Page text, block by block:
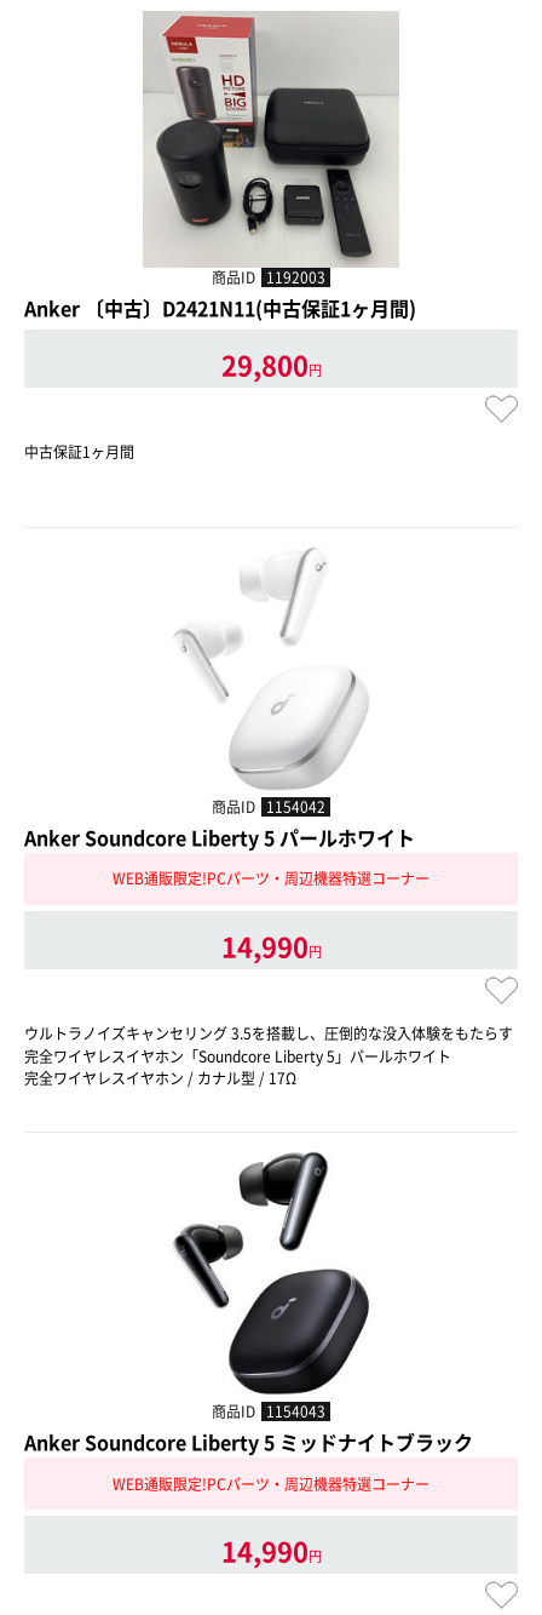
商品ID 1192003
Anker 〔中古〕D2421N11(中古保証1ヶ月間)
29,800円
中古保証1ヶ月間
商品ID 1154042
Anker Soundcore Liberty 5 パールホワイト
WEB通販限定!PCパーツ・周辺機器特選コーナー
14,990円
ウルトラノイズキャンセリング 3.5を搭載し、圧倒的な没入体験をもたらす
完全ワイヤレスイヤホン「Soundcore Liberty 5」パールホワイト
完全ワイヤレスイヤホン / カナル型 / 17Ω
商品ID 1154043
Anker Soundcore Liberty 5 ミッドナイトブラック
WEB通販限定!PCパーツ・周辺機器特選コーナー
14,990円